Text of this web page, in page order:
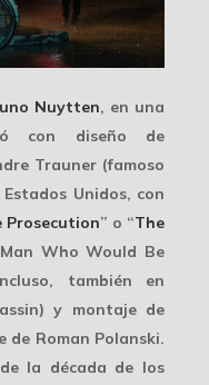
Nuytten, en una
con diseño de
Trauner (famoso
Unidos, con
” o “The
Who Would Be
también en
y montaje de
de Roman Polanski.
la década de los